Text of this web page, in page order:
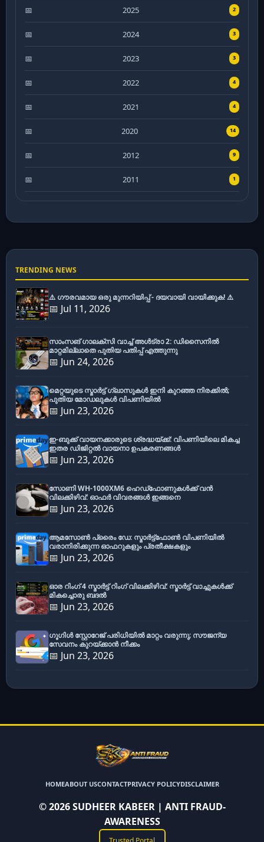
TRENDING NEWS
⚠️ ഗൗരവമായ ഒരു മുന്നറിയിപ്പ് - ദയവായി വായിക്കുക! ⚠️
📅 Jul 11, 2026
സാംസങ് ഗാലക്സി വാച്ച് അൾട്രാ 2: ഡിസൈനിൽ
മാറ്റമില്ലാതെ പുതിയ പതിപ്പ് എത്തുന്നു
📅 Jun 24, 2026
മെറ്റയുടെ സ്മാർട്ട് ഗ്ലാസുകൾ ഇനി കുറഞ്ഞ നിരക്കിൽ;
പുതിയ മോഡലുകൾ വിപണിയിൽ
📅 Jun 23, 2026
ഇ-ബുക്ക് വായനക്കാരുടെ ശ്രദ്ധയ്ക്ക്: വിപണിയിലെ മികച്ച
ഇതര ഡിജിറ്റൽ വായനാ ഉപകരണങ്ങൾ
📅 Jun 23, 2026
സോണി WH-1000XM6 ഹെഡ്‌ഫോണുകൾക്ക് വൻ
വിലക്കിഴിവ്: ഓഫർ വിവരങ്ങൾ ഇങ്ങനെ
📅 Jun 23, 2026
ആമസോൺ പ്രൈം ഡേ: സ്മാർട്ട്ഫോൺ വിപണിയിൽ
വരാനിരിക്കുന്ന ഓഫറുകളും പ്രതീക്ഷകളും
📅 Jun 23, 2026
ഓര റിംഗ് 4 സ്മാർട്ട് റിംഗ് വിലക്കിഴിവ്: സ്മാർട്ട് വാച്ചുകൾക്ക്
മികച്ചൊരു ബദൽ
📅 Jun 23, 2026
ഗൂഗിൾ സ്റ്റോറേജ് പരിധിയിൽ മാറ്റം വരുന്നു; സൗജന്യ
സേവനം കുറയ്ക്കാൻ നീക്കം
📅 Jun 23, 2026
2025 2
2024 3
2023 3
2022 4
2021 4
2020 14
2012 9
2011 1
HOMEABOUT USCONTACTPRIVACY POLICYDISCLAIMER
©2026SUDHEER KABEER | ANTI FRAUD-
AWARENESS